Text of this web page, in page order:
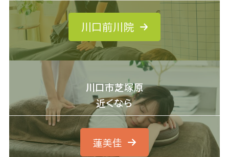
川口前川院
川口市芝塚原
近くなら
蓮美佳